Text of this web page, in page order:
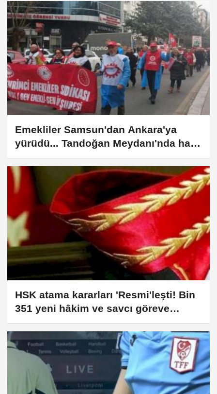
Emekliler Samsun'dan Ankara'ya
yürüdü... Tandoğan Meydanı'nda hak
mücadelesi
HSK atama kararları 'Resmi'leşti! Bin
351 yeni hâkim ve savcı göreve
başlıyor